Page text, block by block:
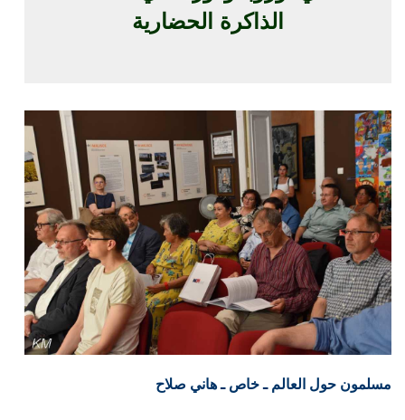
الذاكرة الحضارية
مسلمون حول العالم ـ خاص ـ هاني صلاح